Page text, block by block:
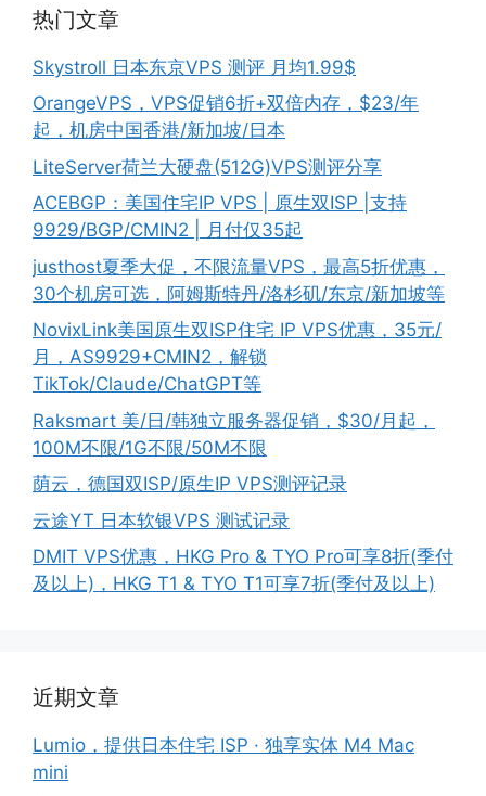
热门文章
Skystroll 日本东京VPS 测评 月均1.99$
OrangeVPS，VPS促销6折+双倍内存，$23/年
起，机房中国香港/新加坡/日本
LiteServer荷兰大硬盘(512G)VPS测评分享
ACEBGP：美国住宅IP VPS | 原生双ISP |支持
9929/BGP/CMIN2 | 月付仅35起
justhost夏季大促，不限流量VPS，最高5折优惠，
30个机房可选，阿姆斯特丹/洛杉矶/东京/新加坡等
NovixLink美国原生双ISP住宅 IP VPS优惠，35元/
月，AS9929+CMIN2，解锁
TikTok/Claude/ChatGPT等
Raksmart 美/日/韩独立服务器促销，$30/月起，
100M不限/1G不限/50M不限
荫云，德国双ISP/原生IP VPS测评记录
云途YT 日本软银VPS 测试记录
DMIT VPS优惠，HKG Pro & TYO Pro可享8折(季付
及以上)，HKG T1 & TYO T1可享7折(季付及以上)
近期文章
Lumio，提供日本住宅 ISP · 独享实体 M4 Mac
mini